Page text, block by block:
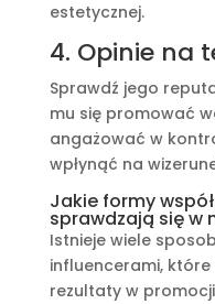
estetycznej.
4. Opinie na
Sprawdź jego
mu się promować
angażować w
wpłynąć na
Jakie formy
sprawdzają się w
Istnieje wiele
influencerami,
rezultaty w